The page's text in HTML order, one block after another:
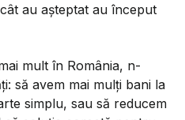
au așteptat au început
mult în România, n-
să avem mai mulți bani la
simplu, sau să reducem